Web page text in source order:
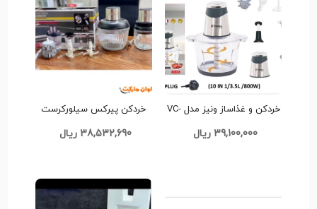
خردکن و غذاساز ونیز مدل VC-
39,100,000 ریال
خردکن پیرکس سیلورکرست
کدB0954 تک و عمده
38,532,690 ریال